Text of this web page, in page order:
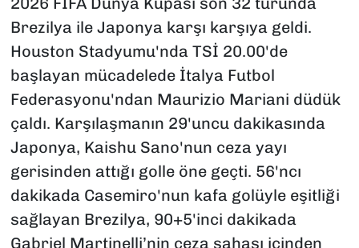
Brezilya ile Japonya karşı karşıya geldi.
Houston Stadyumu'nda TSİ 20.00'de
başlayan mücadelede İtalya Futbol
Federasyonu'ndan Maurizio Mariani düdük
çaldı. Karşılaşmanın 29'uncu dakikasında
Japonya, Kaishu Sano'nun ceza yayı
gerisinden attığı golle öne geçti. 56'ncı
dakikada Casemiro'nun kafa golüyle eşitliği
sağlayan Brezilya, 90+5'inci dakikada
Gabriel Martinelli’nin ceza sahası içinden